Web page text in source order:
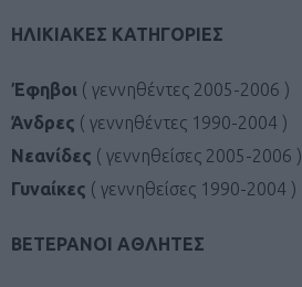
ΗΛΙΚΙΑΚΕΣ ΚΑΤΗΓΟΡΙΕΣ
Έφηβοι ( γεννηθέντες 2005-2006 )
Άνδρες ( γεννηθέντες 1990-2004 )
Νεανίδες ( γεννηθείσες 2005-2006 )
Γυναίκες ( γεννηθείσες 1990-2004 )
ΒΕΤΕΡΑΝΟΙ ΑΘΛΗΤΕΣ